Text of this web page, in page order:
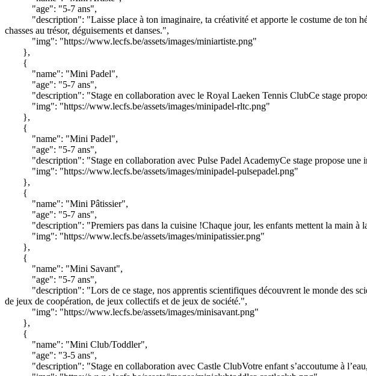
"age": "5-7 ans",
"description": "Laisse place à ton imaginaire, ta créativité et apporte le costume de ton
chasses au trésor, déguisements et danses.",
"img": "https://www.lecfs.be/assets/images/miniartiste.png"
},
{
"name": "Mini Padel",
"age": "5-7 ans",
"description": "Stage en collaboration avec le Royal Laeken Tennis ClubCe stage
"img": "https://www.lecfs.be/assets/images/minipadel-rltc.png"
},
{
"name": "Mini Padel",
"age": "5-7 ans",
"description": "Stage en collaboration avec Pulse Padel AcademyCe stage propose
"img": "https://www.lecfs.be/assets/images/minipadel-pulsepadel.png"
},
{
"name": "Mini Pâtissier",
"age": "5-7 ans",
"description": "Premiers pas dans la cuisine !Chaque jour, les enfants mettent la main à
"img": "https://www.lecfs.be/assets/images/minipatissier.png"
},
{
"name": "Mini Savant",
"age": "5-7 ans",
"description": "Lors de ce stage, nos apprentis scientifiques découvrent le monde des
de jeux de coopération, de jeux collectifs et de jeux de société.",
"img": "https://www.lecfs.be/assets/images/minisavant.png"
},
{
"name": "Mini Club/Toddler",
"age": "3-5 ans",
"description": "Stage en collaboration avec Castle ClubVotre enfant s’accoutume à